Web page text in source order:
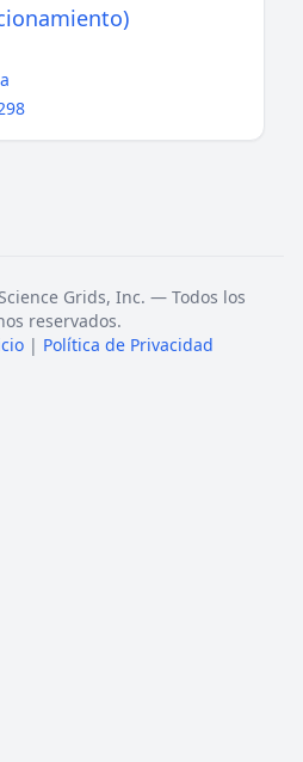
Grids, Inc. — Todos los
reservados.
| Política de Privacidad